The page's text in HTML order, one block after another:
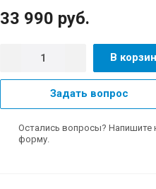
33 990 руб.
В
Задать вопрос
Остались вопросы? Напишите
форму.